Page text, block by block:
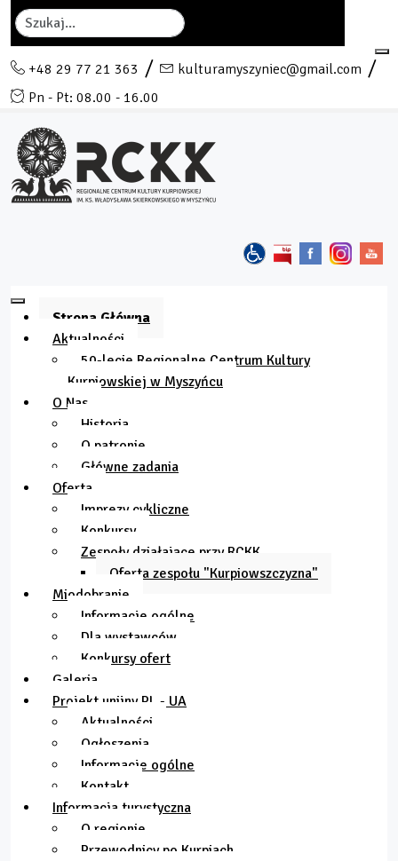
Szukaj
+48 29 77 21 363
kulturamyszyniec@gmail.com
Pn - Pt: 08.00 - 16.00
Strona Główna
Aktualności
50-lecie Regionalne Centrum Kultury
Kurpiowskiej w Myszyńcu
O Nas
Historia
O patronie
Główne zadania
Oferta
Imprezy cykliczne
Konkursy
Zespoły działające przy RCKK
Oferta zespołu "Kurpiowszczyzna"
Miodobranie
Informacje ogólne
Dla wystawców
Konkursy ofert
Galeria
Projekt unijny PL - UA
Aktualności
Ogłoszenia
Informacje ogólne
Kontakt
Informacja turystyczna
O regionie
Przewodnicy po Kurpiach